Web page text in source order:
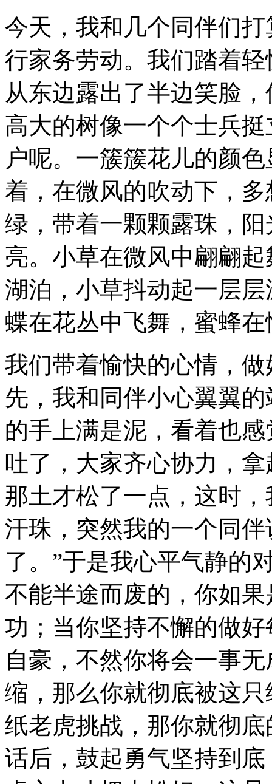
今天，我和几个同伴们
行家务劳动。我们踏着
从东边露出了半边笑脸
高大的树像一个个士兵
户呢。一簇簇花儿的颜
着，在微风的吹动下，
绿，带着一颗颗露珠，
亮。小草在微风中翩翩
湖泊，小草抖动起一层
蝶在花丛中飞舞，蜜蜂
我们带着愉快的心情，
先，我和同伴小心翼翼
的手上满是泥，看着也
吐了，大家齐心协力，
那土才松了一点，这时
汗珠，突然我的一个同
了。”于是我心平气静的
不能半途而废的，你如
功；当你坚持不懈的做
自豪，不然你将会一事
缩，那么你就彻底被这
纸老虎挑战，那你就彻
话后，鼓起勇气坚持到